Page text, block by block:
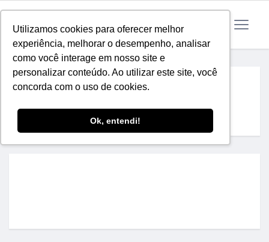
Utilizamos cookies para oferecer melhor
experiência, melhorar o desempenho, analisar
como você interage em nosso site e
personalizar conteúdo. Ao utilizar este site, você
concorda com o uso de cookies.
Ok, entendi!
Home Comunidade YES
COMUNIDADE YES